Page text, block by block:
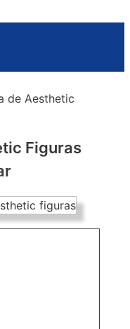
de Aesthetic
Figuras